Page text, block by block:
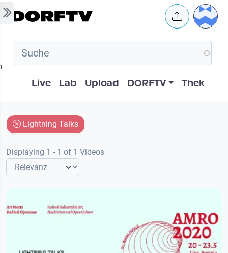
Skip to main content User
Hauptnavigation
Live Lab Upload DORFTV Thek
Lightning Talks
Displaying 1 - 1 of 1 Videos